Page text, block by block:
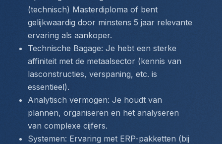
(technisch) Masterdiploma of bent
gelijkwaardig door minstens 5 jaar relevante
ervaring als aankoper.
Technische Bagage: Je hebt een sterke
affiniteit met de metaalsector (kennis van
lasconstructies, verspaning, etc. is
essentieel).
Analytisch vermogen: Je houdt van
plannen, organiseren en het analyseren
van complexe cijfers.
Systemen: Ervaring met ERP-pakketten (bij